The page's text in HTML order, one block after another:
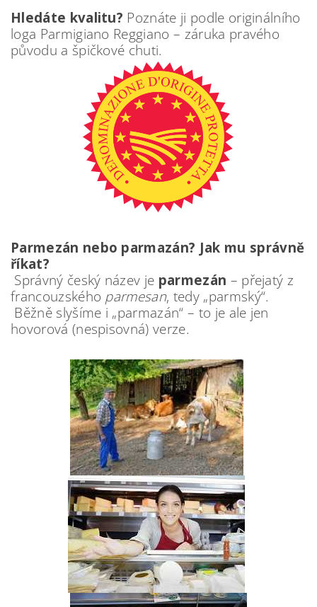
Hledáte kvalitu? Poznáte ji podle originálního
loga Parmigiano Reggiano – záruka pravého
původu a špičkové chuti.
Parmezán nebo parmazán? Jak mu správně
říkat?
Správný český název je parmezán – přejatý z
francouzského parmesan, tedy „parmský“.
Běžně slyšíme i „parmazán“ – to je ale jen
hovorová (nespisovná) verze.